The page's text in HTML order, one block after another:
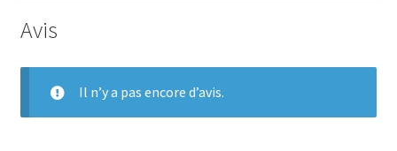
Avis
Il n’y a pas encore d’avis.